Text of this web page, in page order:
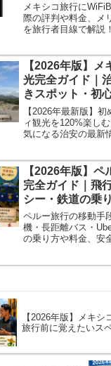
メキシコ旅行に
際の評判や料金、メ
を旅行者目線で解説
た。eSIMと迷って
です。
【2026年版】
光完全ガイド｜
きスポット・初
【2026年最新版】
ィ観光を120%楽し
気になる治安の最新
ルコースまで徹底解
不安をこの記事一つ
い出作りをサポート
【2026年版】
完全ガイド｜飛
シー・鉄道の乗
ペルー旅行の移動手
機・長距離バス・
の乗り方や料金、安
【2026年版】メキシ
旅行前に覚えたいス